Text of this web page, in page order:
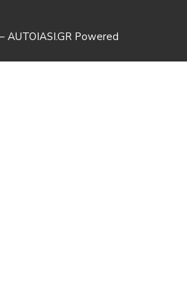
AUTOIASI.GR Powered